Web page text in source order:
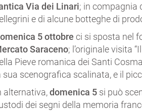
Via dei Linari; in compagnia
e di alcune botteghe di
5 ottobre ci si sposta nel
Saraceno; l’originale visita
Pieve romanica dei Santi
sua scenografica scalinata, e il
alternativa,domenica 5 si può
dei segni della memoria